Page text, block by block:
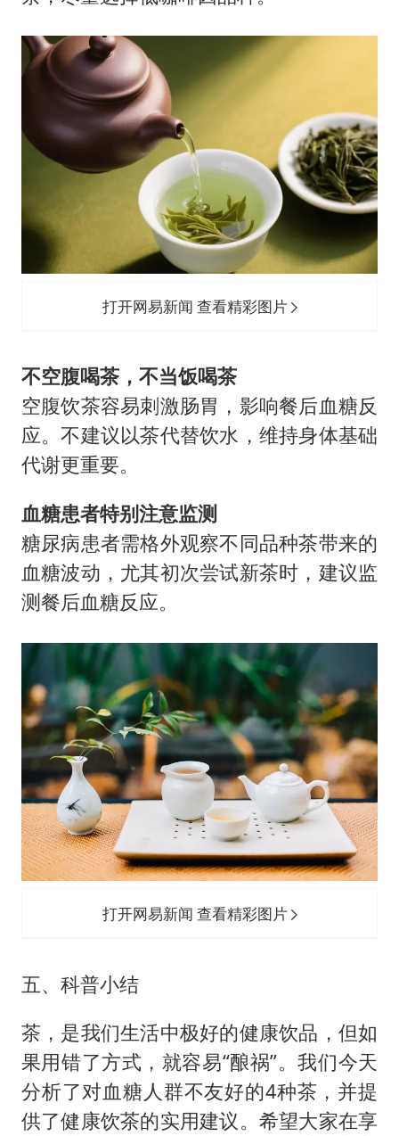
打开网易新闻 查看精彩图片
不空腹喝茶，不当饭喝茶
空腹饮茶容易刺激肠胃，影响餐后血糖反
应。不建议以茶代替饮水，维持身体基础
代谢更重要。
血糖患者特别注意监测
糖尿病患者需格外观察不同品种茶带来的
血糖波动，尤其初次尝试新茶时，建议监
测餐后血糖反应。
打开网易新闻 查看精彩图片
五、科普小结
茶，是我们生活中极好的健康饮品，但如
果用错了方式，就容易“酿祸”。我们今天
分析了对血糖人群不友好的4种茶，并提
供了健康饮茶的实用建议。希望大家在享